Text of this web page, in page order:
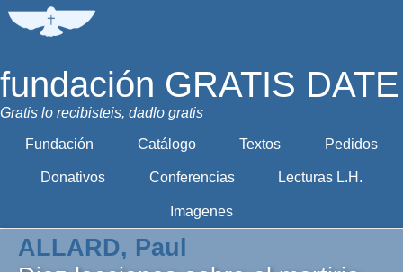
fundación GRATIS DATE
Gratis lo recibisteis, dadlo gratis
Fundación Catálogo Textos Pedidos
Donativos Conferencias Lecturas L.H.
Imagenes
ALLARD, Paul